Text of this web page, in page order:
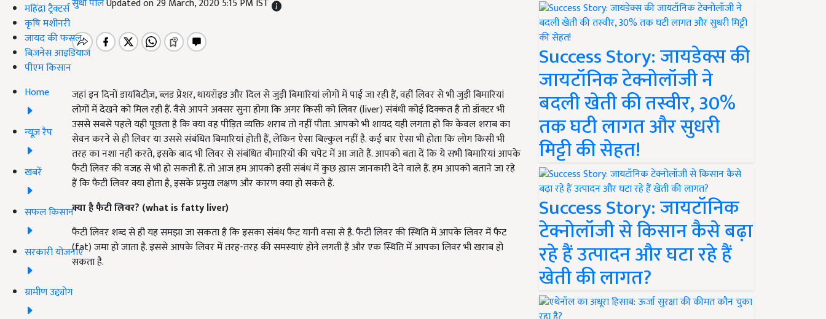
महिंद्रा ट्रैक्टर्स
कृषि मशीनरी
जायद की फसल
बिज़नेस आइडियाज
पीएम किसान
Home
न्यूज़ रैप
खबरें
सफल किसान
सरकारी योजनाएं
ग्रामीण उद्द्योग
सुधा पालUpdated on 29 March, 2020 5:15 PM IST
जहां इन दिनों डायबिटीज़, ब्लड प्रेशर, थायरॉइड और दिल से जुड़ी बिमारियां लोगों में पाई जा रही हैं, वहीं लिवर से भी जुड़ी बिमारियां
लोगों में देखने को मिल रही हैं. वैसे आपने अक्सर सुना होगा कि अगर किसी को लिवर (liver) संबंधी कोई दिक्कत है तो डॉक्टर भी
उससे सबसे पहले यही पूछता है कि क्या वह पीड़ित व्यक्ति शराब तो नहीं पीता. आपको भी शायद यही लगता हो कि केवल शराब का
सेवन करने से ही लिवर या उससे संबंधित बिमारियां होती हैं, लेकिन ऐसा बिल्कुल नहीं है. कई बार ऐसा भी होता कि लोग किसी भी
तरह का नशा नहीं करते, इसके बाद भी लिवर से संबंधित बीमारियों की चपेट में आ जाते हैं. आपको बता दें कि ये सभी बिमारियां आपके
फैटी लिवर की वजह से भी हो सकती हैं. तो आज हम आपको इसी संबंध में कुछ ख़ास जानकारी देने वाले हैं. हम आपको बताने जा रहे
हैं कि फैटी लिवर क्या होता है, इसके प्रमुख लक्षण और कारण क्या हो सकते हैं.
क्या है फैटी लिवर? (what is fatty liver)
फैटी लिवर शब्द से ही यह समझा जा सकता है कि इसका संबंध फैट यानी वसा से है. फैटी लिवर की स्थिति में आपके लिवर में फैट
(fat) जमा हो जाता है. इससे आपके लिवर में तरह-तरह की समस्याएं होने लगती हैं और एक स्थिति में आपका लिवर भी खराब हो
सकता है.
Success Story: जायडेक्स की
जायटॉनिक टेक्नोलॉजी ने
बदली खेती की तस्वीर, 30%
तक घटी लागत और सुधरी
मिट्टी की सेहत!
Success Story: जायटॉनिक
टेक्नोलॉजी से किसान कैसे बढ़ा
रहे हैं उत्पादन और घटा रहे हैं
खेती की लागत?